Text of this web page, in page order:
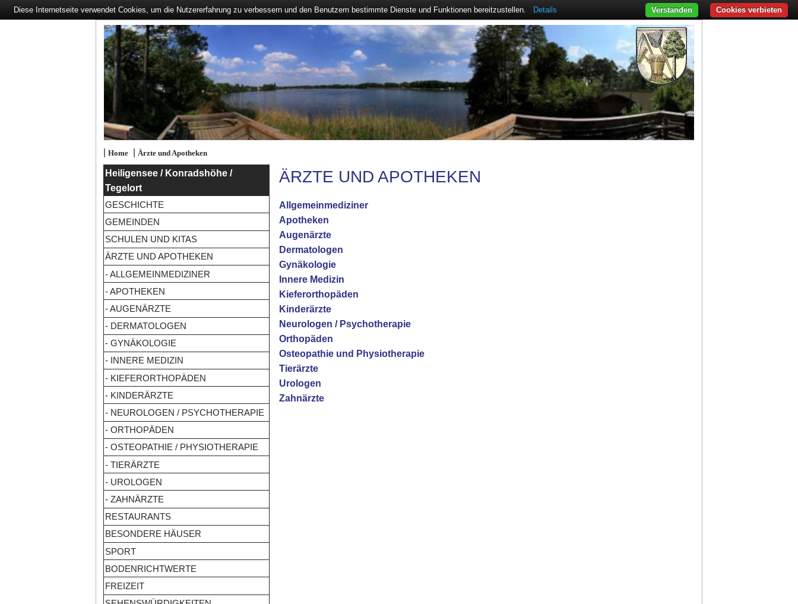
| Home| Ärzte und Apotheken
Heiligensee / Konradshöhe /
Tegelort
GESCHICHTE
GEMEINDEN
SCHULEN UND KITAS
ÄRZTE UND APOTHEKEN
- ALLGEMEINMEDIZINER
- APOTHEKEN
- AUGENÄRZTE
- DERMATOLOGEN
- GYNÄKOLOGIE
- INNERE MEDIZIN
- KIEFERORTHOPÄDEN
- KINDERÄRZTE
- NEUROLOGEN / PSYCHOTHERAPIE
- ORTHOPÄDEN
- OSTEOPATHIE / PHYSIOTHERAPIE
- TIERÄRZTE
- UROLOGEN
- ZAHNÄRZTE
RESTAURANTS
BESONDERE HÄUSER
SPORT
BODENRICHTWERTE
FREIZEIT
ÄRZTE UND APOTHEKEN
Allgemeinmediziner
Apotheken
Augenärzte
Dermatologen
Gynäkologie
Innere Medizin
Kieferorthopäden
Kinderärzte
Neurologen / Psychotherapie
Orthopäden
Osteopathie und Physiotherapie
Tierärzte
Urologen
Zahnärzte
Diese Internetseite verwendet Cookies, um die Nutzererfahrung zu verbessern und den Benutzern bestimmte Dienste und Funktionen bereitzustellen. Details Cookies verbieten
Verstanden